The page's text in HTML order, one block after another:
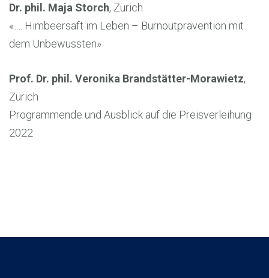
Dr. phil. Maja Storch, Zürich
«…. Himbeersaft im Leben – Burnoutprävention mit
dem Unbewussten»
Prof. Dr. phil. Veronika Brandstätter-Morawietz,
Zürich
Programmende und Ausblick auf die Preisverleihung
2022